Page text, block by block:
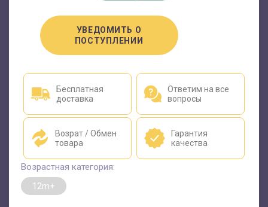
УВЕДОМИТЬ О
ПОСТУПЛЕНИИ
Бесплатная
доставка
Ответим на все
вопросы
Возрат / Обмен
товара
Гарантия
качества
Возрастная категория:
12m+